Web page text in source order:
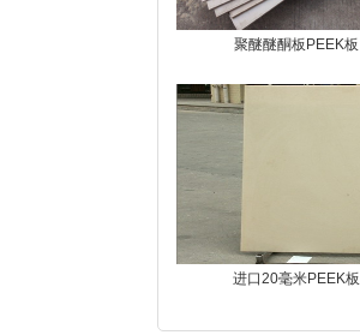
聚醚醚酮板PEEK板
进口20毫米PEEK板